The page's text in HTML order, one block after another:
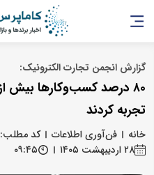
گزارش انجمن تجارت الکترونیک:
تجربه کردند
خانه فن‌آوری اطلاعات
کد مطلب: ۳۶۱۹۷۷
۲۸ اردیبهشت ۱۴۰۵
۰۹:۴۵